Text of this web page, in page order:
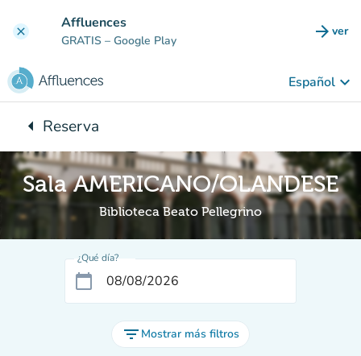
clear Affluences
GRATIS – Google Play arrow_forward ver
Español keyboard_arrow_down
arrow_leftVuelta:
Reserva
Sala AMERICANO/OLANDESE
Biblioteca Beato Pellegrino
¿Qué día?
calendar_today
filter_list Mostrar más filtros